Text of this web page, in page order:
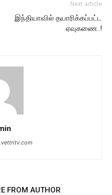
Next article
இந்தியாவில் தயாரிக்கப்பட்ட
ஏவுகணை..!
FROM AUTHOR